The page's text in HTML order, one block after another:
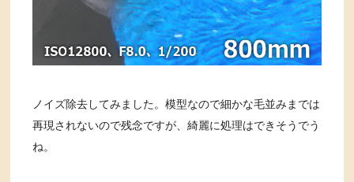
ノイズ除去してみました。模型なので細かな毛並みまでは
再現されないので残念ですが、綺麗に処理はできそうでう
ね。